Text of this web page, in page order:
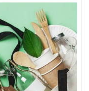
Vers
une
Approche
Plus
Durable »